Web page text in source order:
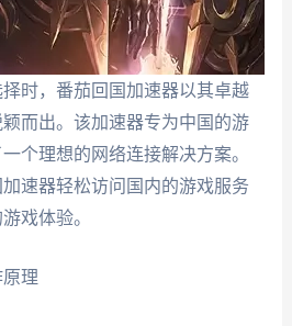
时，番茄回国加速器以其卓越
而出。该加速器专为中国的游
个理想的网络连接解决方案。
速器轻松访问国内的游戏服务
戏体验。
理